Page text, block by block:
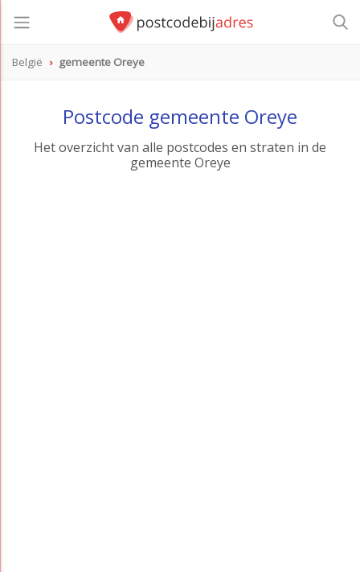
België gemeente Oreye
Postcode gemeente Oreye
Het overzicht van alle postcodes en straten in de
gemeente Oreye